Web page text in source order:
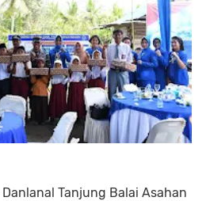
Tanjung Balai Asahan